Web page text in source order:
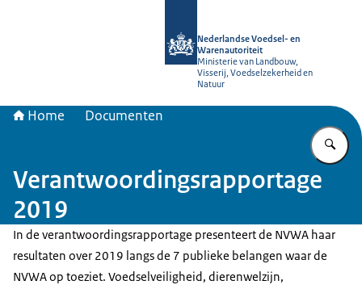
Nederlandse Voedsel- en
Warenautoriteit
Ministerie van Landbouw,
Visserij, Voedselzekerheid en
Natuur
Home Documenten
Verantwoordingsrapportage
2019
In de verantwoordingsrapportage presenteert de NVWA haar
resultaten over 2019 langs de 7 publieke belangen waar de
NVWA op toeziet. Voedselveiligheid, dierenwelzijn,